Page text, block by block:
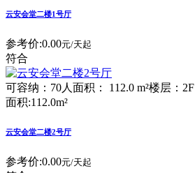
云安会堂二楼1号厅
参考价:0.00元/天起
符合
可容纳：70人 面积： 112.0 m²楼层：2F
面积:112.0m²
云安会堂二楼2号厅
参考价:0.00元/天起